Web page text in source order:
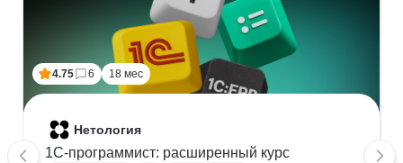
4.75 6 18 мес
Нетология
1C-программист: расширенный курс